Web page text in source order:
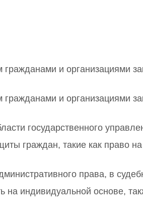
и организациями
и организациями
государственного
граждан, такие как право на
права, в
на индивидуальной основе,